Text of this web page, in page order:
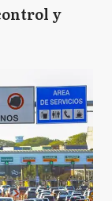
y